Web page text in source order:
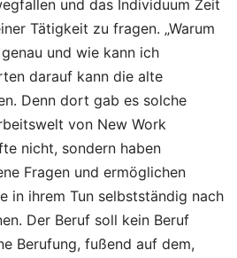
und das Individuum Zeit
Tätigkeit zu fragen. „Warum
und wie kann ich
darauf kann die alte
Denn dort gab es solche
von New Work
nicht, sondern haben
Fragen und ermöglichen
in ihrem Tun selbstständig nach
Der Beruf soll kein Beruf
Berufung, fußend auf dem,